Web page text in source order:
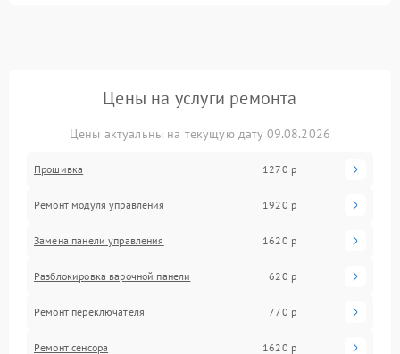
Цены на услуги ремонта
Цены актуальны на текущую дату 09.08.2026
Прошивка 1270 р
Ремонт модуля управления 1920 р
Замена панели управления 1620 р
Разблокировка варочной панели 620 р
Ремонт переключателя 770 р
Ремонт сенсора 1620 р